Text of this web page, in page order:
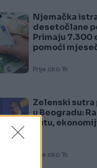
Njemačka
desetočlane
Primaju 7.300
pomoći
Prije oko 1h
Zelenski sutra
u Beogradu:
putu,
Prije oko 1h